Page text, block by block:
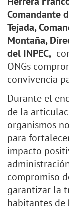
Comandante
Tejada,
Montaña,
del INPEC,
ONGs
convivencia
Durante el
de la
organismos
para
impacto
compromiso
garantizar la
habitantes de